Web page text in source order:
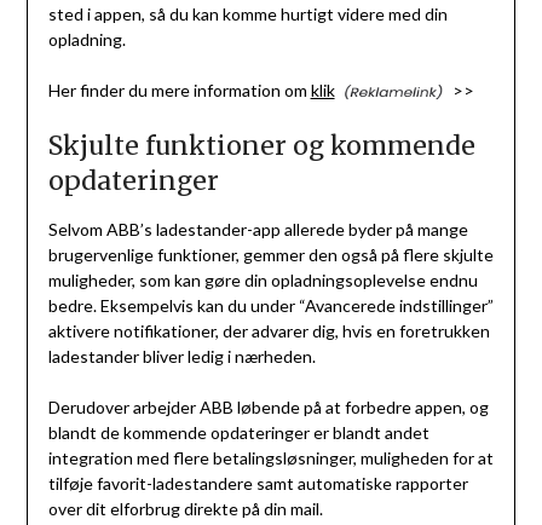
sted i appen, så du kan komme hurtigt videre med din
opladning.
Her finder du mere information om klik >>
Skjulte funktioner og kommende
opdateringer
Selvom ABB’s ladestander-app allerede byder på mange
brugervenlige funktioner, gemmer den også på flere skjulte
muligheder, som kan gøre din opladningsoplevelse endnu
bedre. Eksempelvis kan du under “Avancerede indstillinger”
aktivere notifikationer, der advarer dig, hvis en foretrukken
ladestander bliver ledig i nærheden.
Derudover arbejder ABB løbende på at forbedre appen, og
blandt de kommende opdateringer er blandt andet
integration med flere betalingsløsninger, muligheden for at
tilføje favorit-ladestandere samt automatiske rapporter
over dit elforbrug direkte på din mail.